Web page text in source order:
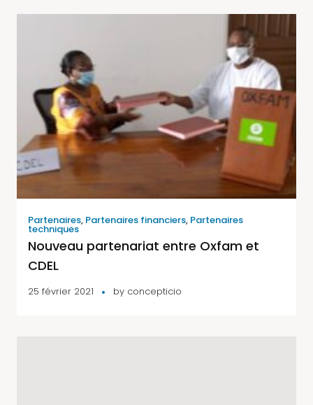
Partenaires, Partenaires financiers, Partenaires
techniques
Nouveau partenariat entre Oxfam et
CDEL
25 février 2021 by concepticio